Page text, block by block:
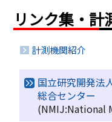
リンク集・計
計測機関紹介
国立研究開発法
総合センター
(NMIJ:National